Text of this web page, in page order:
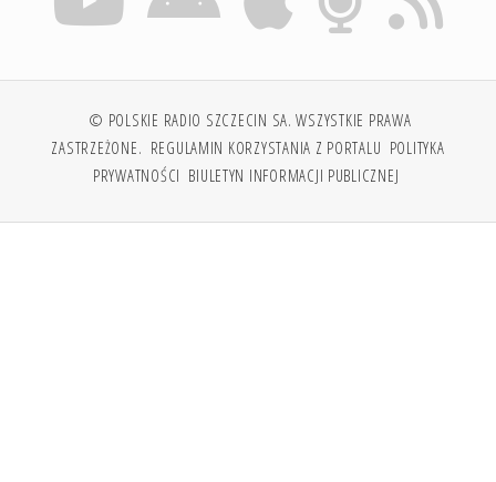
© POLSKIE RADIO SZCZECIN SA. WSZYSTKIE PRAWA
ZASTRZEŻONE. REGULAMIN KORZYSTANIA Z PORTALU POLITYKA
PRYWATNOŚCI BIULETYN INFORMACJI PUBLICZNEJ